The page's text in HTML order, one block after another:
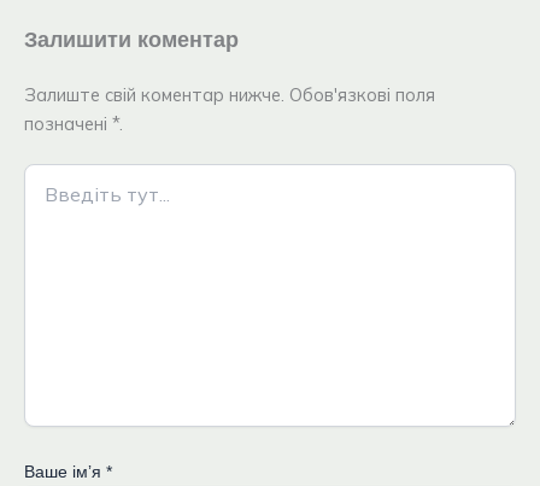
Залишити коментар
Залиште свій коментар нижче. Обов'язкові поля
позначені *.
Введіть
тут...
Ваше імʼя *